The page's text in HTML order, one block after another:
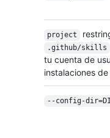
project
.github/skills
tu cuenta de
instalaciones
--config-